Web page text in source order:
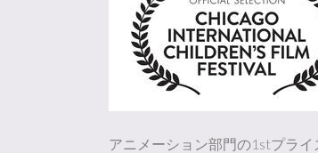
アニメーション部門の1stプラ